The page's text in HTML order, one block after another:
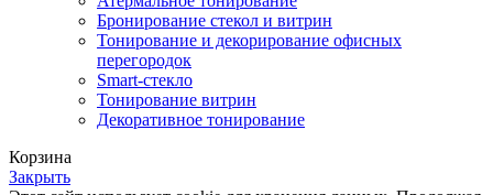
Бронирование стекол и витрин
Тонирование и декорирование офисных
перегородок
Smart-стекло
Тонирование витрин
Декоративное тонирование
Корзина
Закрыть